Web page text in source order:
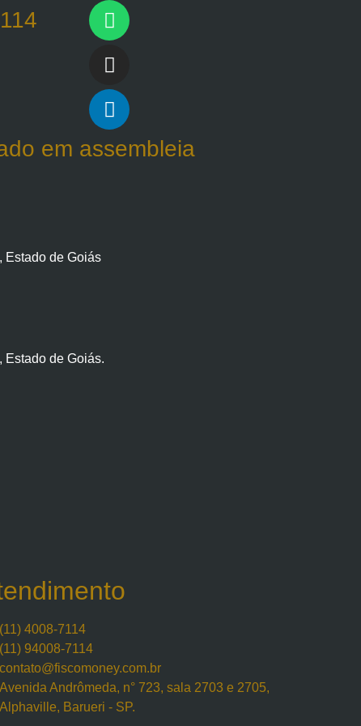
em assembleia
Estado de Goiás
Estado de Goiás.
(11) 4008-7114
(11) 94008-7114
contato@fiscomoney.com.br
Avenida Andrômeda, n° 723, sala 2703 e 2705,
Alphaville, Barueri - SP.